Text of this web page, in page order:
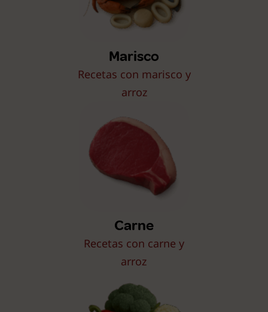
Marisco
Recetas con marisco y
arroz
Carne
Recetas con carne y
arroz